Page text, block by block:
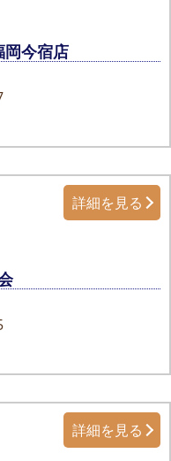
今宿店
詳細を見る
詳細を見る